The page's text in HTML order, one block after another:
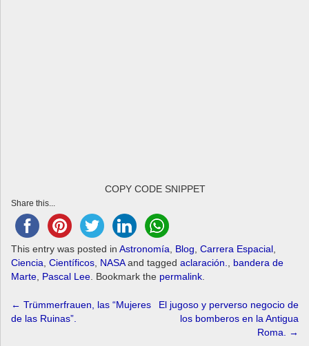
COPY CODE SNIPPET
Share this...
This entry was posted in Astronomía Blog Carrera Espacial
Ciencia Científicos NASAand tagged aclaración.
bandera de
Marte Pascal Lee . Bookmark the permalink
Post
← Trümmerfrauen, las “Mujeres
de las Ruinas”.
El jugoso y perverso negocio de
los bomberos en la Antigua
Roma.
→